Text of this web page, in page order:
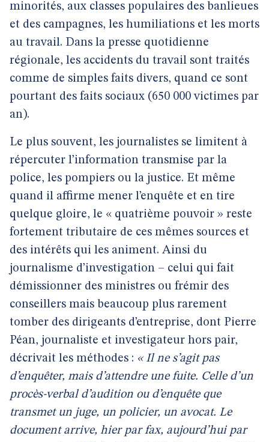
minorités, aux classes populaires des banlieues
et des campagnes, les humiliations et les morts
au travail. Dans la presse quotidienne
régionale, les accidents du travail sont traités
comme de simples faits divers, quand ce sont
pourtant des faits sociaux (650 000 victimes par
an).
Le plus souvent, les journalistes se limitent à
répercuter l’information transmise par la
police, les pompiers ou la justice. Et même
quand il affirme mener l’enquête et en tire
quelque gloire, le « quatrième pouvoir » reste
fortement tributaire de ces mêmes sources et
des intérêts qui les animent. Ainsi du
journalisme d’investigation – celui qui fait
démissionner des ministres ou frémir des
conseillers mais beaucoup plus rarement
tomber des dirigeants d’entreprise, dont Pierre
Péan, journaliste et investigateur hors pair,
décrivait les méthodes : « Il ne s’agit pas
d’enquêter, mais d’attendre une fuite. Celle d’un
procès-verbal d’audition ou d’enquête que
transmet un juge, un policier, un avocat. Le
document arrive, hier par fax, aujourd’hui par